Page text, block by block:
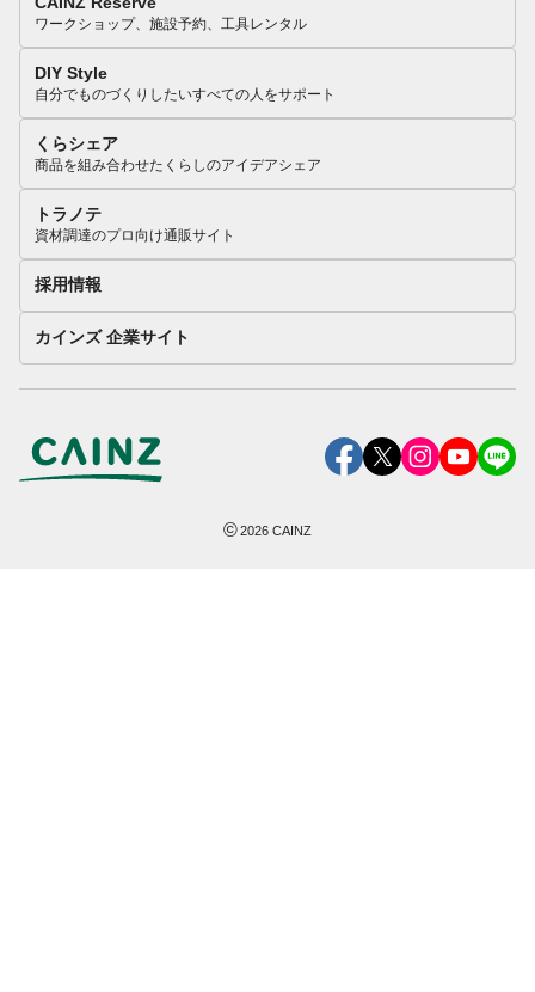
ワークショップ、施設予約、工具レンタル
DIY Style
自分でものづくりしたいすべての人をサポート
くらシェア
商品を組み合わせたくらしのアイデアシェア
トラノテ
資材調達のプロ向け通販サイト
採用情報
カインズ 企業サイト
©2026 CAINZ